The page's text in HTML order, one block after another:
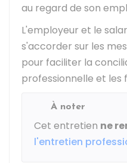
au regard de son
L'employeur et le
s'accorder sur les
pour faciliter la
professionnelle et les
À noter
Cet entretien ne
l'entretien